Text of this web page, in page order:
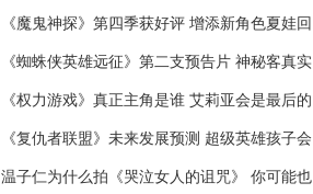
名气大增
《魔鬼神探》第四季获好评 增添新角色夏娃回
归剧情核心
《蜘蛛侠英雄远征》第二支预告片 神秘客真实
身份是谁
《权力游戏》真正主角是谁 艾莉亚会是最后的
《复仇者联盟》未来发展预测 超级英雄孩子会
接续传奇吗
温子仁为什么拍《哭泣女人的诅咒》 你可能也